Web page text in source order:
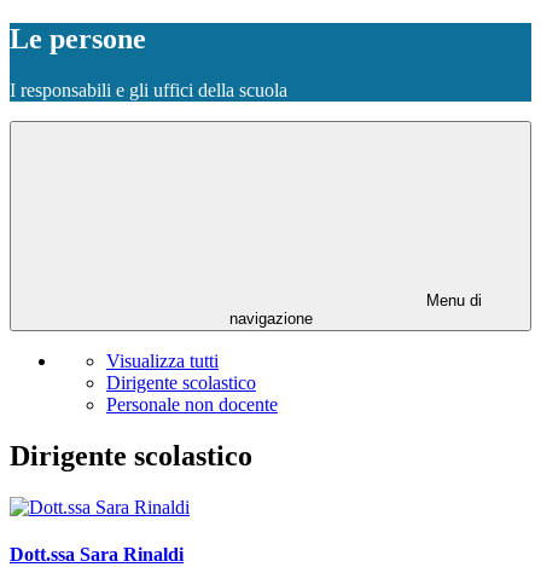
Le persone
I responsabili e gli uffici della scuola
Menu di
navigazione
Visualizza tutti
Dirigente scolastico
Personale non docente
Dirigente scolastico
Dott.ssa Sara Rinaldi